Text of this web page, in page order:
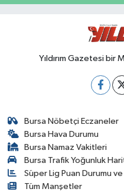
Yıldırım Gazetesi bir
Bursa Nöbetçi Eczaneler
Bursa Hava Durumu
Bursa Namaz Vakitleri
Bursa Trafik Yoğunluk
Süper Lig Puan Durumu
Tüm Manşetler